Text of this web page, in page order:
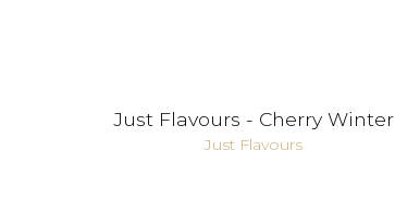
Just Flavours - Cherry Winter
Just Flavours